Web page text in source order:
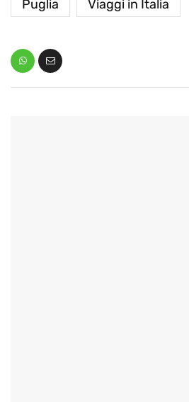
Puglia
Viaggi in Italia